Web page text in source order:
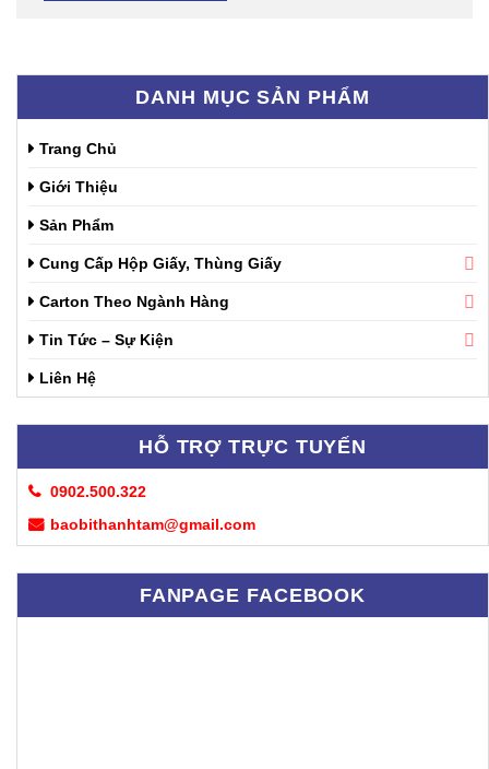
DANH MỤC SẢN PHẨM
Trang Chủ
Giới Thiệu
Sản Phẩm
Cung Cấp Hộp Giấy, Thùng Giấy
Carton Theo Ngành Hàng
Tin Tức – Sự Kiện
Liên Hệ
HỖ TRỢ TRỰC TUYẾN
0902.500.322
baobithanhtam@gmail.com
FANPAGE FACEBOOK